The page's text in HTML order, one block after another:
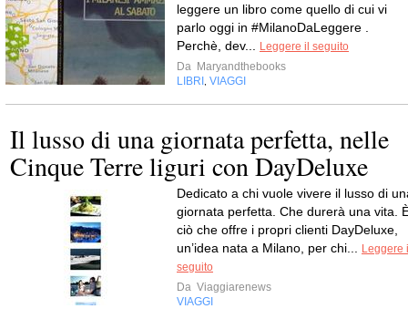
leggere un libro come quello di cui vi
parlo oggi in #MilanoDaLeggere .
Perchè, dev... Leggere il seguito
Da Maryandthebooks
LIBRI , VIAGGI
Il lusso di una giornata perfetta, nelle
Cinque Terre liguri con DayDeluxe
Dedicato a chi vuole vivere il lusso di
giornata perfetta. Che durerà una vita.
ciò che offre i propri clienti DayDeluxe,
un’idea nata a Milano, per chi... Leggere
seguito
Da Viaggiarenews
VIAGGI